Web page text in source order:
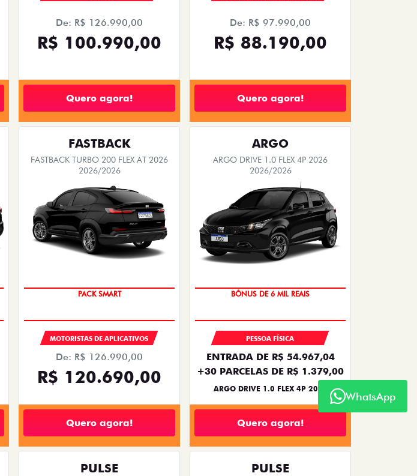
De: R$ 126.990,00
R$ 100.990,00
Quero agora!
De: R$ 97.990,00
R$ 88.190,00
Quero agora!
FASTBACK
FASTBACK TURBO 200 FLEX AT 2026
2026/2026
PACK SMART
MOTORISTAS DE APLICATIVOS
De: R$ 126.990,00
R$ 120.690,00
Quero agora!
ARGO
ARGO DRIVE 1.0 FLEX 4P 2026
2026/2026
TAXA ZERO
PESSOA FÍSICA
ENTRADA DE R$ 54.967,04
+30 PARCELAS DE R$ 1.379,00
ARGO DRIVE 1.0 FLEX 4P 2026
Quero agora!
PULSE PULSE
WhatsApp